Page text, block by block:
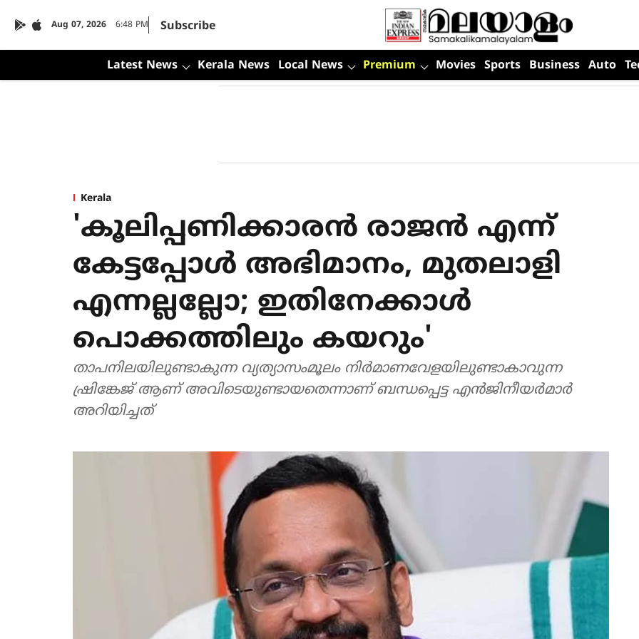
Aug 07, 2026 6:48 PM Subscribe
Latest News Kerala News Local News Premium Movies Sports Business Auto
Kerala
'കൂലിപ്പണിക്കാരന്‍ രാജന്‍ എന്ന്
കേട്ടപ്പോള്‍ അഭിമാനം, മുതലാളി
എന്നല്ലല്ലോ; ഇതിനേക്കാള്‍
പൊക്കത്തിലും കയറും'
താപനിലയിലുണ്ടാകുന്ന വ്യത്യാസംമൂലം നിര്‍മാണവേളയിലുണ്ടാകാവുന്ന
ഷ്രിങ്കേജ് ആണ് അവിടെയുണ്ടായതെന്നാണ് ബന്ധപ്പെട്ട എന്‍ജിനീയര്‍മാര്‍
അറിയിച്ചത്